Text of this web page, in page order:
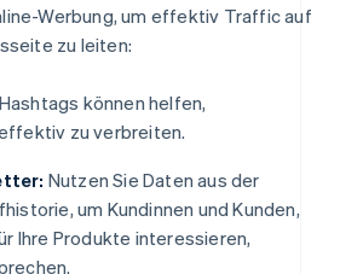
Werbung, um effektiv Traffic auf
zu leiten:
Hashtags können helfen,
zu verbreiten.
Nutzen Sie Daten aus der
um Kundinnen und Kunden,
Ihre Produkte interessieren,